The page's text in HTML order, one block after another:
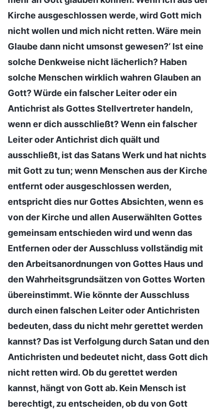
Kirche ausgeschlossen werde, wird Gott mich
nicht wollen und mich nicht retten. Wäre mein
Glaube dann nicht umsonst gewesen?‘ Ist eine
solche Denkweise nicht lächerlich? Haben
solche Menschen wirklich wahren Glauben an
Gott? Würde ein falscher Leiter oder ein
Antichrist als Gottes Stellvertreter handeln,
wenn er dich ausschließt? Wenn ein falscher
Leiter oder Antichrist dich quält und
ausschließt, ist das Satans Werk und hat nichts
mit Gott zu tun; wenn Menschen aus der Kirche
entfernt oder ausgeschlossen werden,
entspricht dies nur Gottes Absichten, wenn es
von der Kirche und allen Auserwählten Gottes
gemeinsam entschieden wird und wenn das
Entfernen oder der Ausschluss vollständig mit
den Arbeitsanordnungen von Gottes Haus und
den Wahrheitsgrundsätzen von Gottes Worten
übereinstimmt. Wie könnte der Ausschluss
durch einen falschen Leiter oder Antichristen
bedeuten, dass du nicht mehr gerettet werden
kannst? Das ist Verfolgung durch Satan und den
Antichristen und bedeutet nicht, dass Gott dich
nicht retten wird. Ob du gerettet werden
kannst, hängt von Gott ab. Kein Mensch ist
berechtigt, zu entscheiden, ob du von Gott